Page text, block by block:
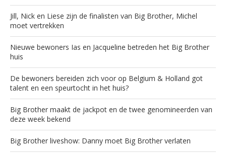
Jill, Nick en Liese zijn de finalisten van Big Brother, Michel
moet vertrekken
Nieuwe bewoners Ias en Jacqueline betreden het Big Brother
huis
De bewoners bereiden zich voor op Belgium & Holland got
talent en een speurtocht in het huis?
Big Brother maakt de jackpot en de twee genomineerden van
deze week bekend
Big Brother liveshow: Danny moet Big Brother verlaten